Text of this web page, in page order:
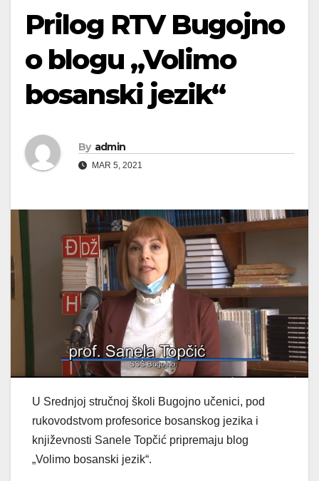
Prilog RTV Bugojno
o blogu „Volimo
bosanski jezik“
By admin
MAR 5, 2021
U Srednjoj stručnoj školi Bugojno učenici, pod
rukovodstvom profesorice bosanskog jezika i
književnosti Sanele Topčić pripremaju blog
„Volimo bosanski jezik“.